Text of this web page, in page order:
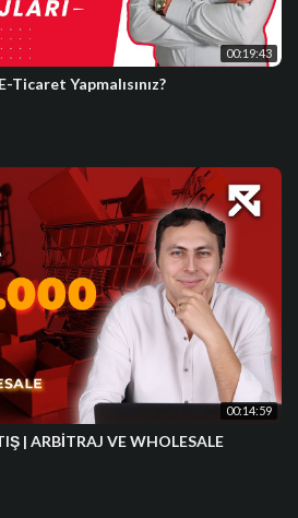
00:19:43
Yapmalısınız?
00:14:59
| ARBİTRAJ VE WHOLESALE